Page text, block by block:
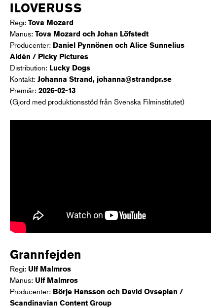
ILOVERUSS
Regi: Tova Mozard
Manus: Tova Mozard och Johan Löfstedt
Producenter: Daniel Pynnönen och Alice Sunnelius
Aldén / Picky Pictures
Distribution: Lucky Dogs
Kontakt: Johanna Strand, johanna@strandpr.se
Premiär: 2026-02-13
(Gjord med produktionsstöd från Svenska Filminstitutet)
Grannfejden
Regi: Ulf Malmros
Manus: Ulf Malmros
Producenter: Börje Hansson och David Ovsepian /
Scandinavian Content Group